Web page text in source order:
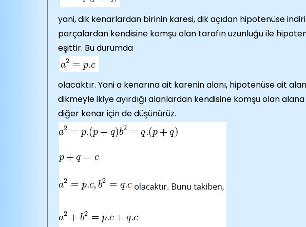
yani, dik kenarlardan birinin karesi, dik açıdan hipotenüse
parçalardan kendisine komşu olan tarafın uzunluğu ile
eşittir. Bu durumda
olacaktır. Yani a kenarına ait karenin alanı, hipotenüse ait
dikmeyle ikiye ayırdığı alanlardan kendisine komşu olan
diğer kenar için de düşünürüz.